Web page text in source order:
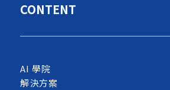
CONTENT
AI 學院
解決方案